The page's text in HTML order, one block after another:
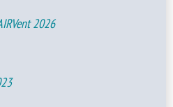
2026